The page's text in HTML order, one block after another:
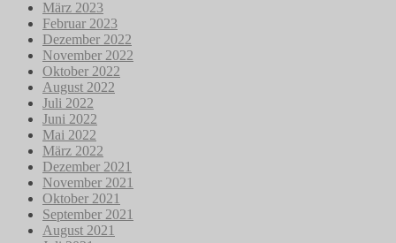
März 2023
Februar 2023
Dezember 2022
November 2022
Oktober 2022
August 2022
Juli 2022
Juni 2022
Mai 2022
März 2022
Dezember 2021
November 2021
Oktober 2021
September 2021
August 2021